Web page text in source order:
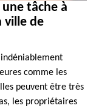
tâche à
ville de
indéniablement
comme les
peuvent être très
les propriétaires